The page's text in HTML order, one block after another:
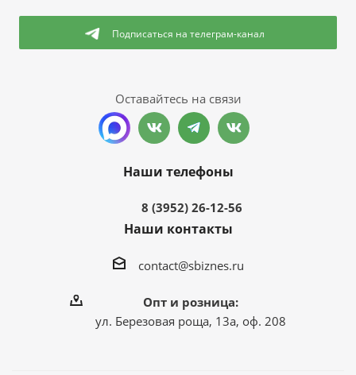
Подписаться на телеграм-канал
Оставайтесь на связи
Наши телефоны
8 (3952) 26-12-56
Наши контакты
contact@sbiznes.ru
Опт и розница:
ул. Березовая роща, 13а, оф. 208